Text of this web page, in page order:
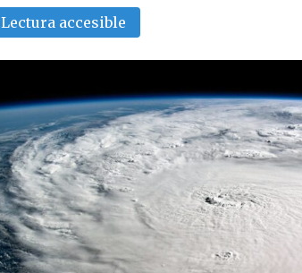
Lectura accesible